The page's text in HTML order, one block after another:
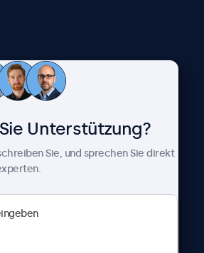
Über Beetronics
Neuigkeiten und Updates
Über uns
Karriere
Geschäftsbedingungen
Unterstützung?
Sie, und sprechen Sie direkt